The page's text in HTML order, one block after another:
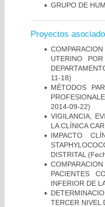
GRUPO DE
Proyectos
UTERINO
11-18)
MÉTODOS
2014-09-22)
VIGILANCIA,
LA CLÍNICA
IMPACTO
DISTRITAL
PACIENTES
INFERIOR DE
TERCER NIVEL